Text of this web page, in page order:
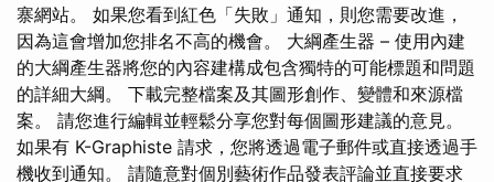
寨網站。 如果您看到紅色「失敗」通知，則您需要改進，
因為這會增加您排名不高的機會。 大綱產生器 – 使用內建
的大綱產生器將您的內容建構成包含獨特的可能標題和問題
的詳細大綱。 下載完整檔案及其圖形創作、變體和來源檔
案。 請您進行編輯並輕鬆分享您對每個圖形建議的意見。
如果有 K-Graphiste 請求，您將透過電子郵件或直接透過手
機收到通知。 請隨意對個別藝術作品發表評論並直接要求